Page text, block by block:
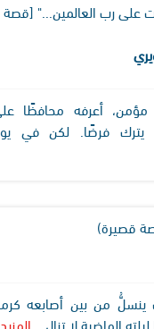
على رب العالمين..." [قصة
أعرفه محافظًا
يترك فرضًا. لكن في
قصيرة)
ينسلُّ من بين أصابعه
الماضية لا تزال... المزيد